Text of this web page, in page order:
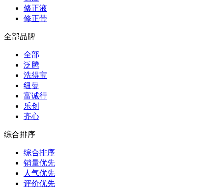
修正液
修正带
全部品牌
全部
泛腾
洗得宝
纽曼
富诚行
乐创
齐心
综合排序
综合排序
销量优先
人气优先
评价优先